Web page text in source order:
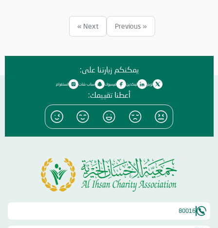
« Previous
Next »
يمكنكم زيارتنا على:
تويتر لينكدين فيسبوك سناب شات انستغرام
أعطنا تقييمك:
80016